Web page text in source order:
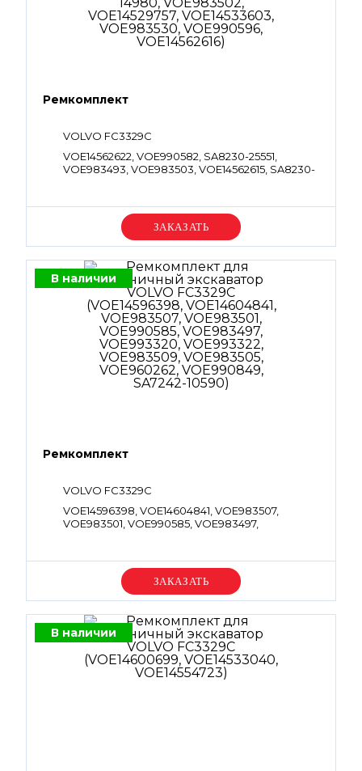
Ремкомплект
VOLVO FC3329C
VOE14562622, VOE990582, SA8230-25551,
VOE983493, VOE983503, VOE14562615, SA8230-
VOE14562616
Уточняйте цену
В наличии
Ремкомплект
VOLVO FC3329C
VOE14596398, VOE14604841, VOE983507,
VOE983501, VOE990585, VOE983497,
10590
Уточняйте цену
В наличии